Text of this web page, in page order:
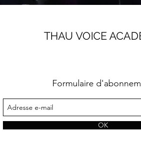
THAU VOICE
Formulaire
OK